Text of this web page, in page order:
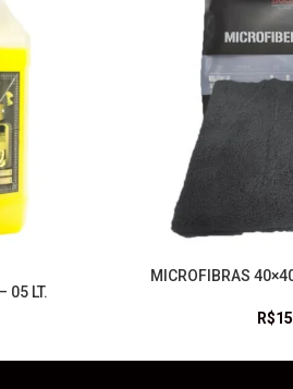
05 LT.
LEIA MAIS
MICROFIBRAS
R$